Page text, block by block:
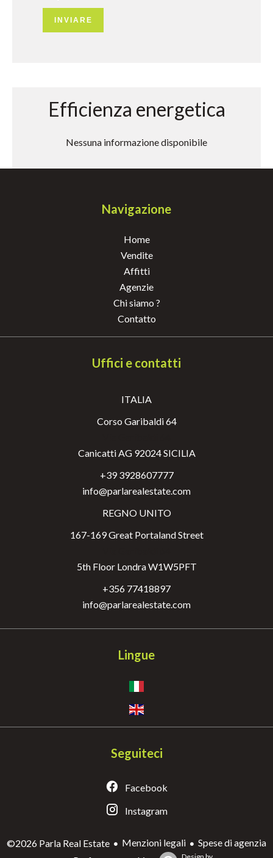
INVIARE
Efficienza energetica
Nessuna informazione disponibile
Navigazione
Home
Vendite
Affitti
Agenzie
Chi siamo ?
Contatto
Uffici e contatti
ITALIA
Corso Garibaldi 64
Canicatti AG 92024 SICILIA
+39 3928607777
info@parlarealestate.com
REGNO UNITO
167-169 Great Portaland Street
5th Floor Londra W1W5PFT
+356 77418897
info@parlarealestate.com
Lingue
Seguiteci
Facebook
Instagram
©2026 Parla Real Estate Menzioni legali
Spese di agenzia